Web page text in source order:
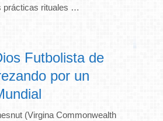
prácticas rituales …
Futbolista de
por un
(Virgina Commonwealth